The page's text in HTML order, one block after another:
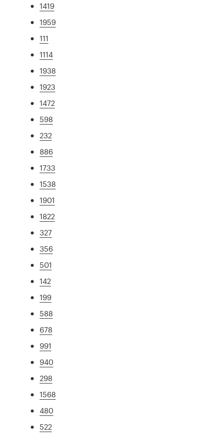
1419
1959
111
1114
1938
1923
1472
598
232
886
1733
1538
1901
1822
327
356
501
142
199
588
678
991
940
298
1568
480
522